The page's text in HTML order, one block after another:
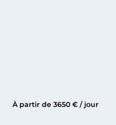
À partir de 3650 € / jour
ELBA 45CANNES